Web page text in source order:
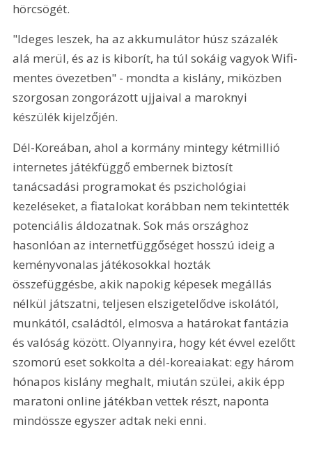
hörcsögét.
"Ideges leszek, ha az akkumulátor húsz százalék
alá merül, és az is kiborít, ha túl sokáig vagyok Wifi-
mentes övezetben" - mondta a kislány, miközben
szorgosan zongorázott ujjaival a maroknyi
készülék kijelzőjén.
Dél-Koreában, ahol a kormány mintegy kétmillió
internetes játékfüggő embernek biztosít
tanácsadási programokat és pszichológiai
kezeléseket, a fiatalokat korábban nem tekintették
potenciális áldozatnak. Sok más országhoz
hasonlóan az internetfüggőséget hosszú ideig a
keményvonalas játékosokkal hozták
összefüggésbe, akik napokig képesek megállás
nélkül játszatni, teljesen elszigetelődve iskolától,
munkától, családtól, elmosva a határokat fantázia
és valóság között. Olyannyira, hogy két évvel ezelőtt
szomorú eset sokkolta a dél-koreaiakat: egy három
hónapos kislány meghalt, miután szülei, akik épp
maratoni online játékban vettek részt, naponta
mindössze egyszer adtak neki enni.